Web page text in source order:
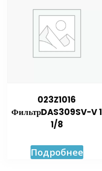
023Z1016
ФильтрDAS309SV-V 1
1/8
Подробнее